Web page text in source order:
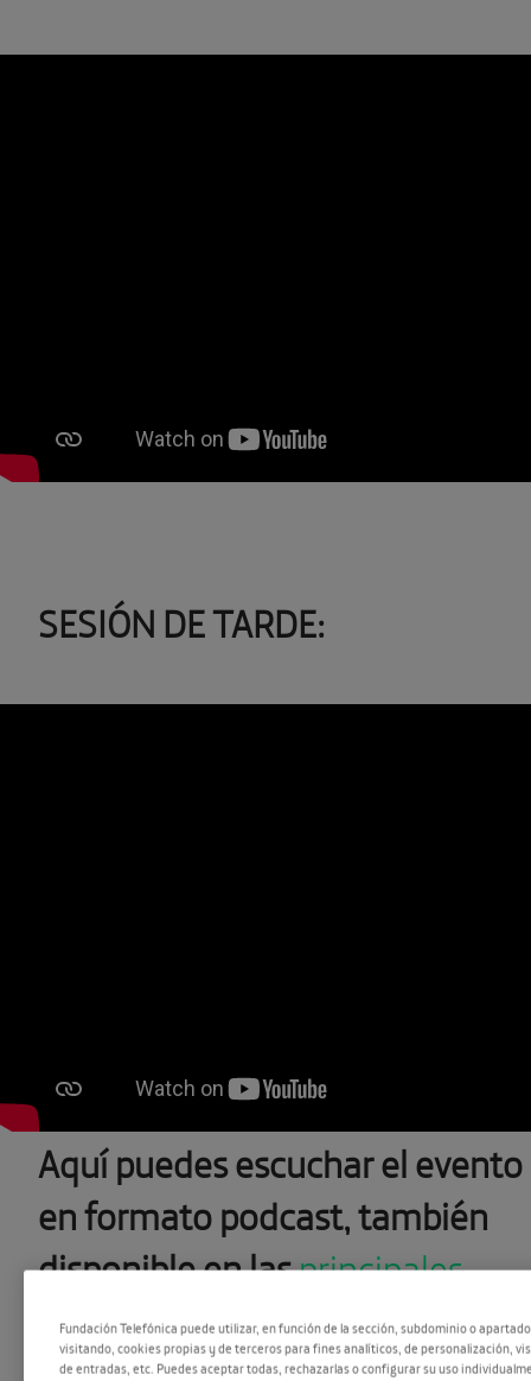
SESIÓN DE TARDE:
Aquí puedes escuchar el evento
en formato podcast, también
disponible en lasprincipales
plataformas de audio.
Fundación Telefónica puede utilizar, en función de la sección, subdominio o
visitando, cookies propias y de terceros para fines analíticos, de personalización,
de entradas, etc. Puedes aceptar todas, rechazarlas o configurar su uso